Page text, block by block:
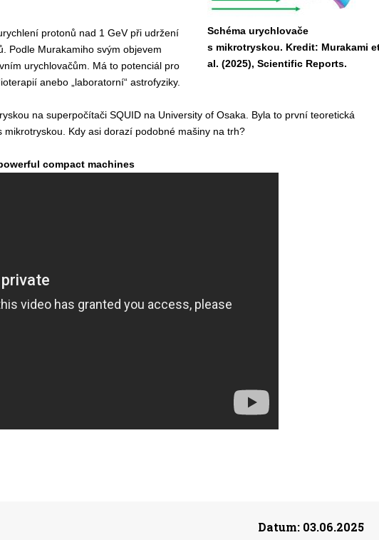
Schéma urychlovače
s mikrotryskou. Kredit: Murakami
al. (2025), Scientific Reports.
protonů nad 1 GeV při udržení
Podle Murakamiho svým objevem
urychlovačům. Má to potenciál pro
anebo „laboratorní“ astrofyziky.
na superpočítači SQUID na University of Osaka. Byla to první teoretická
Kdy asi dorazí podobné mašiny na trh?
compact machines
Datum:03.06.2025